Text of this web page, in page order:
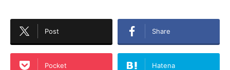
Post Share
Pocket Hatena